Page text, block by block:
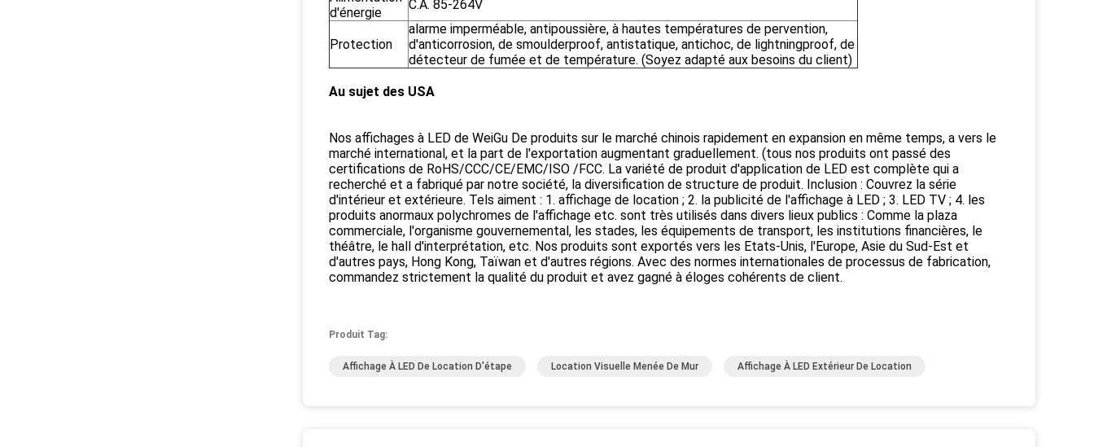
d'énergie
C.A. 85-264V
Protection
alarme imperméable, antipoussière, à hautes températures de pervention,
d'anticorrosion, de smoulderproof, antistatique, antichoc, de lightningproof, de
détecteur de fumée et de température. (Soyez adapté aux besoins du client)
Au sujet des USA
Nos affichages à LED de WeiGu De produits sur le marché chinois rapidement en expansion en même temps, a vers le
marché international, et la part de l'exportation augmentant graduellement. (tous nos produits ont passé des
certifications de RoHS/CCC/CE/EMC/ISO /FCC. La variété de produit d'application de LED est complète qui a
recherché et a fabriqué par notre société, la diversification de structure de produit. Inclusion : Couvrez la série
d'intérieur et extérieure. Tels aiment : 1. affichage de location ; 2. la publicité de l'affichage à LED ; 3. LED TV ; 4. les
produits anormaux polychromes de l'affichage etc. sont très utilisés dans divers lieux publics : Comme la plaza
commerciale, l'organisme gouvernemental, les stades, les équipements de transport, les institutions financières, le
théâtre, le hall d'interprétation, etc. Nos produits sont exportés vers les Etats-Unis, l'Europe, Asie du Sud-Est et
d'autres pays, Hong Kong, Taïwan et d'autres régions. Avec des normes internationales de processus de fabrication,
commandez strictement la qualité du produit et avez gagné à éloges cohérents de client.
Produit Tag:
Affichage À LED De Location D'étape Location Visuelle Menée De Mur Affichage À LED Extérieur De Location